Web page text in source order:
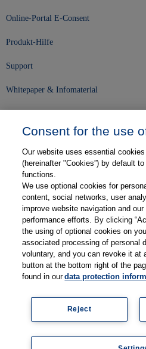
Online-Portal E-Consent
Produkt-Hilfe
Support
Whitepaper & Infomaterial
Karriere
Kontakt
Web-Semniare
Anwenderberichte
Partner
Legal information Data protection
Consent for the use
Our website uses essential
(hereinafter "Cookies”) by default
functions.
We use optional cookies for
content, social networks, user
improve website navigation and our
performance efforts. By clicking
the using of optional cookies on
associated processing of personal
voluntary, and you can revoke it at
button at the bottom right of the
found in ourdata protection
Reject